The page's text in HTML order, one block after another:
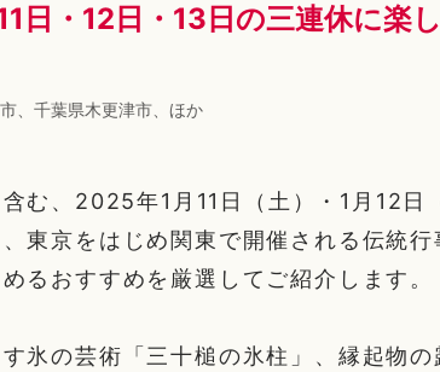
日・12日・13日の三連休に楽
、千葉県木更津市、ほか
む、2025年1月11日（土）・1月12日
東京をはじめ関東で開催される伝統
るおすすめを厳選してご紹介します。
氷の芸術「三十槌の氷柱」、縁起物